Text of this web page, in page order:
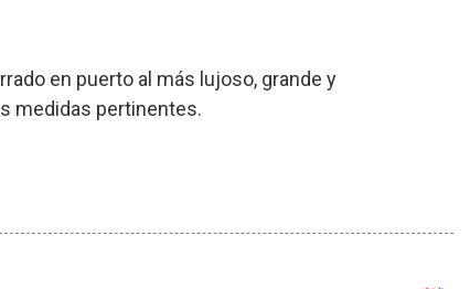
en puerto al más lujoso, grande y
medidas pertinentes.